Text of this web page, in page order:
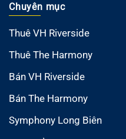
Chuyên mục
Thuê VH Riverside
Thuê The Harmony
Bán VH Riverside
Bán The Harmony
Symphony Long Biên